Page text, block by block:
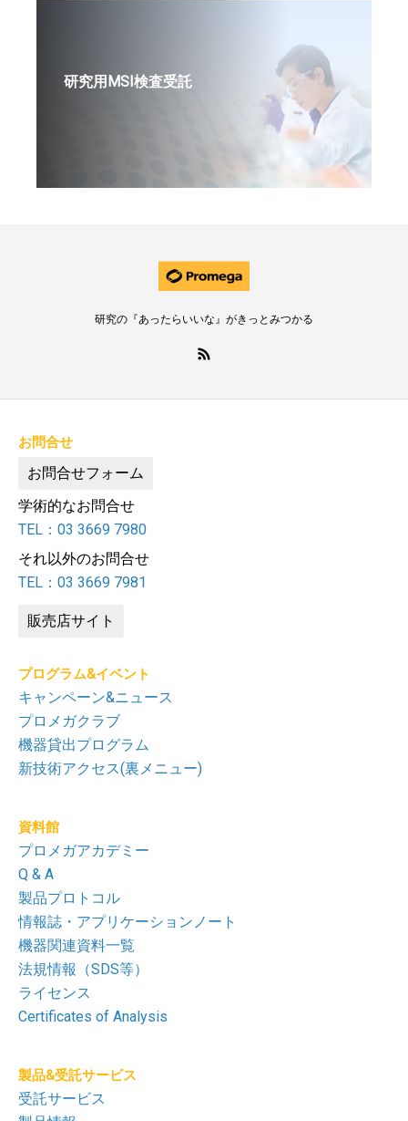
研究用MSI検査受託
研究の『あったらいいな』がきっとみつかる
お問合せ
お問合せフォーム
学術的なお問合せ
TEL：03 3669 7980
それ以外のお問合せ
TEL：03 3669 7981
販売店サイト
プログラム&イベント
キャンペーン&ニュース
プロメガクラブ
機器貸出プログラム
新技術アクセス(裏メニュー)
資料館
プロメガアカデミー
Q & A
製品プロトコル
情報誌・アプリケーションノート
機器関連資料一覧
法規情報（SDS等）
ライセンス
Certificates of Analysis
製品&受託サービス
受託サービス